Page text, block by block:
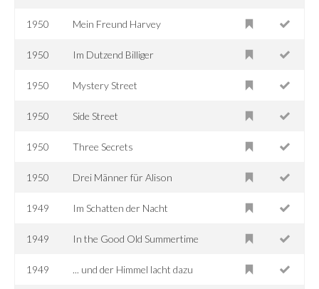
1950 Mein Freund Harvey
1950 Im Dutzend Billiger
1950 Mystery Street
1950 Side Street
1950 Three Secrets
1950 Drei Männer für Alison
1949 Im Schatten der Nacht
1949 In the Good Old Summertime
1949 ... und der Himmel lacht dazu